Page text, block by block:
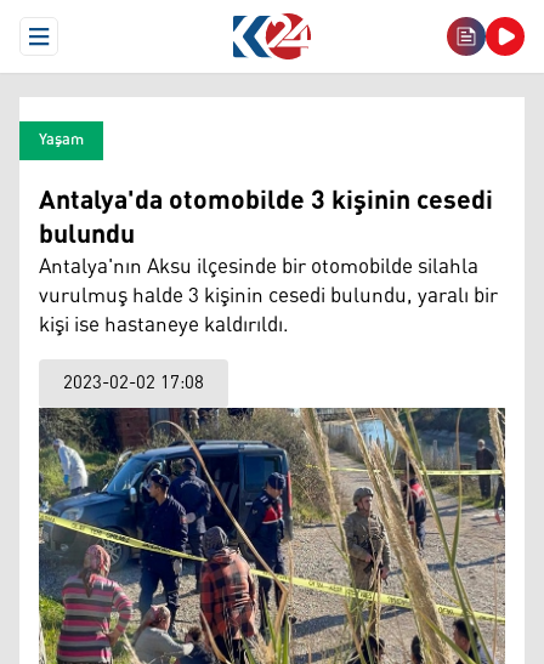
Open Menu
Yaşam
Antalya'da otomobilde 3 kişinin cesedi
bulundu
Antalya'nın Aksu ilçesinde bir otomobilde silahla
vurulmuş halde 3 kişinin cesedi bulundu, yaralı bir
kişi ise hastaneye kaldırıldı.
2023-02-02 17:08